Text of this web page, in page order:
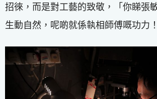
招徠，而是對工藝的致敬，「你睇張
生動自然，呢啲就係執相師傅嘅功力！